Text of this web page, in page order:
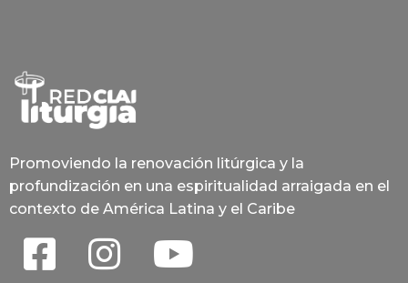
Promoviendo la renovación litúrgica y la
profundización en una espiritualidad arraigada en el
contexto de América Latina y el Caribe